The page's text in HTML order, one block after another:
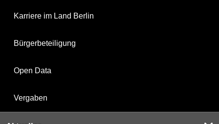
Karriere im Land Berlin
Bürgerbeteiligung
Open Data
Vergaben